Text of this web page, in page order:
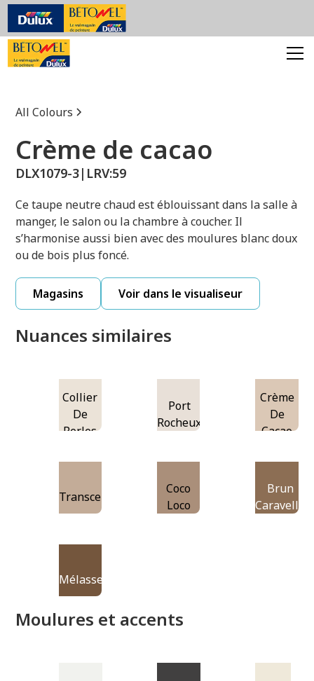
All Colours
Crème de cacao
DLX1079-3| LRV:59
Ce taupe neutre chaud est éblouissant dans la salle à
manger, le salon ou la chambre à coucher. Il
s’harmonise aussi bien avec des moulures blanc doux
ou de bois plus foncé.
Magasins Voir dans le visualiseur
Nuances similaires
Collier
De
Perles
Port
Rocheux
Crème
De
Cacao
Transcendant
Coco
Loco
Brun
Caravelle
Mélasse
Moulures et accents